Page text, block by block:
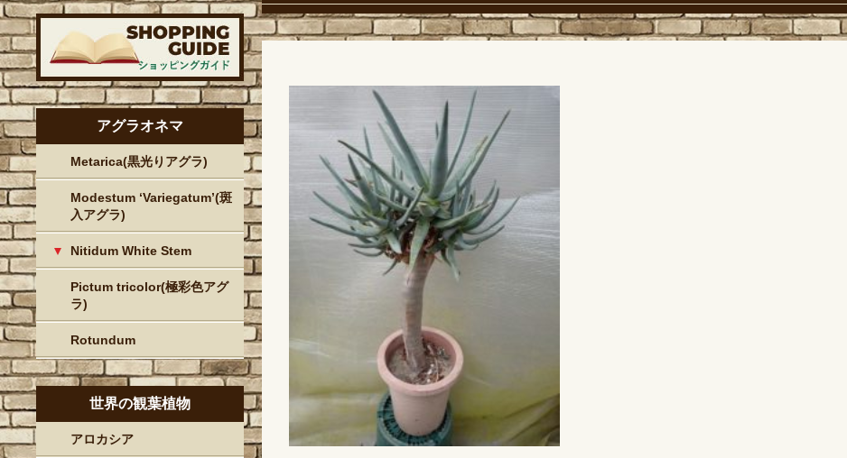
アグラオネマ
Metarica(黒光りアグラ)
Modestum ‘Variegatum’(斑
入アグラ)
Nitidum White Stem
Pictum tricolor(極彩色アグ
ラ)
Rotundum
世界の観葉植物
アロカシア